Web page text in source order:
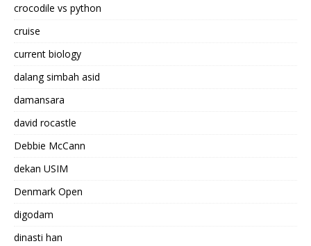
crocodile vs python
cruise
current biology
dalang simbah asid
damansara
david rocastle
Debbie McCann
dekan USIM
Denmark Open
digodam
dinasti han